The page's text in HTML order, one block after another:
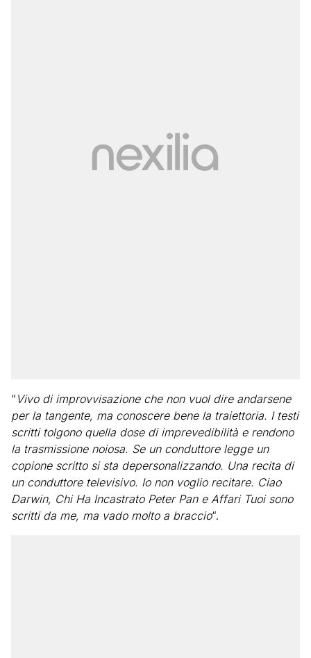
“ Vivo di improvvisazione che non vuol dire andarsene
per la tangente, ma conoscere bene la traiettoria. I testi
scritti tolgono quella dose di imprevedibilità e rendono
la trasmissione noiosa. Se un conduttore legge un
copione scritto si sta depersonalizzando. Una recita di
un conduttore televisivo. Io non voglio recitare. Ciao
Darwin, Chi Ha Incastrato Peter Pan e Affari Tuoi sono
scritti da me, ma vado molto a braccio“.